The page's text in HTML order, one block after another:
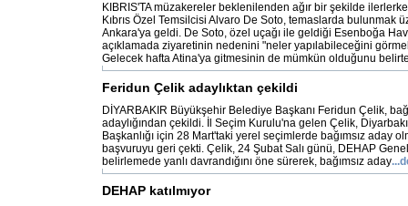
KIBRIS'TA müzakereler beklenilenden ağır bir şekilde
Kıbrıs Özel Temsilcisi Alvaro De Soto, temaslarda bulunmak
Ankara'ya geldi. De Soto, özel uçağı ile geldiği Esenboğa
açıklamada ziyaretinin nedenini "neler yapılabileceğini
Gelecek hafta Atina'ya gitmesinin de mümkün olduğunu
Feridun Çelik adaylıktan çekildi
DİYARBAKIR Büyükşehir Belediye Başkanı Feridun Çelik,
adaylığından çekildi. İl Seçim Kurulu'na gelen Çelik,
Başkanlığı için 28 Mart'taki yerel seçimlerde bağımsız aday
başvuruyu geri çekti. Çelik, 24 Şubat Salı günü, DEHAP
belirlemede yanlı davrandığını öne sürerek, bağımsız aday
DEHAP katılmıyor